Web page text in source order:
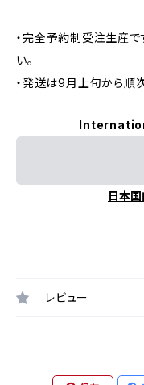
・完全予約制受注生産
い。
・発送は9月上旬から順
日本
レビュー